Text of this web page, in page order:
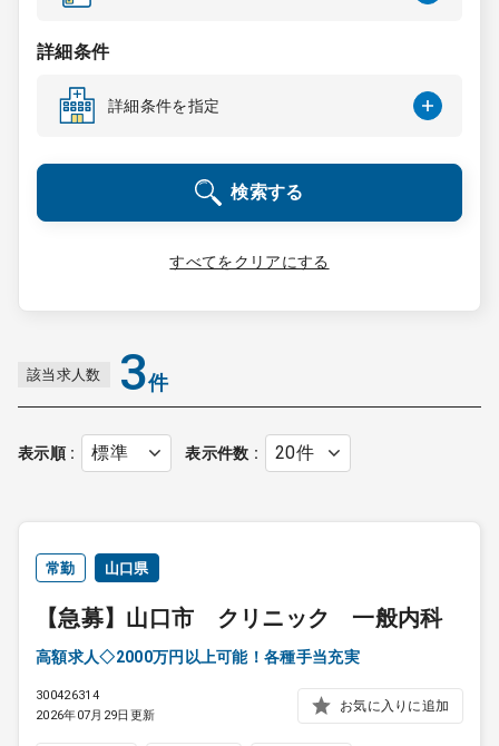
DtoDの転職・
コンサルタント
成功事例
転職ノウハウ
受付時間 9:00 ～ 18:00（平日）
0120-337-613
クリニック開業
採用をお考えの医療機関の方
詳細条件
詳細条件を指定
検索する
すべてをクリアにする
該当求人数 3件
表示順 表示件数
常勤 山口県
【急募】山口市 クリニック 一般内科
高額求人◇2000万円以上可能！各種手当充実
300426314
2026年07月29日更新
お気に入りに追加